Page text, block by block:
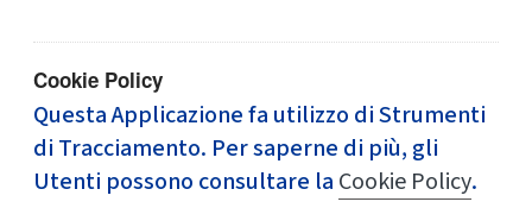
Cookie Policy
Questa Applicazione fa utilizzo di Strumenti
di Tracciamento. Per saperne di più, gli
Utenti possono consultare la Cookie Policy.